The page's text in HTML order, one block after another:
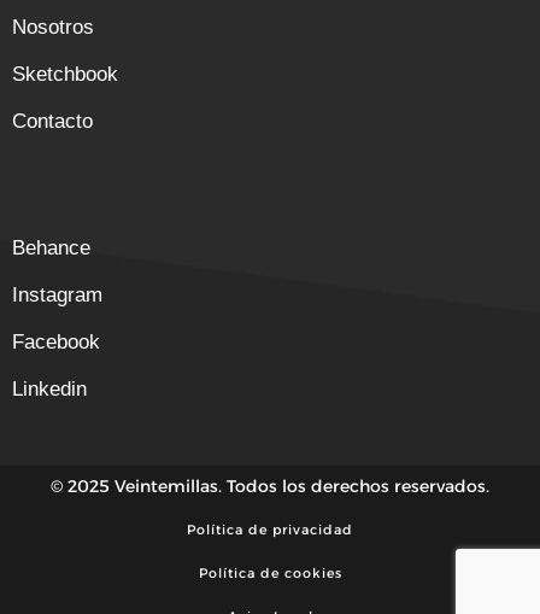
Nosotros
Sketchbook
Contacto
Behance
Instagram
Facebook
Linkedin
© 2025 Veintemillas. Todos los derechos reservados.
Política de privacidad
Política de cookies